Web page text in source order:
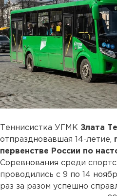
Теннисистка УГМК Злата
отпраздновавшая 14-летие,
первенстве России по
Соревнования среди
проводились с 9 по 14
раз за разом успешно